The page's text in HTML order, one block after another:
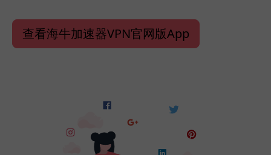
查看海牛加速器VPN官网版App